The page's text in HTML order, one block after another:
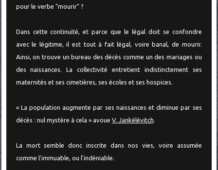
pour le verbe "mourir" ?
Dans cette continuité, et parce que le légal doit se confondre
avec le légitime, il est tout à fait légal, voire banal, de mourir.
Ainsi, on trouve un bureau des décès comme un des mariages ou
des naissances. La collectivité entretient indistinctement ses
maternités et ses cimetières, ses écoles et ses hospices.
« La population augmente par ses naissances et diminue par ses
décès : nul mystère à cela » avoue V. Jankélévitch
La mort semble donc inscrite dans nos vies, voire assumée
comme l'immuable, ou l'indéniable.